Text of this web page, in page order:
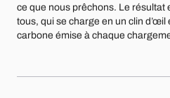
ce que nous prêchons. Le résultat
tous, qui se charge en un clin
carbone émise à chaque